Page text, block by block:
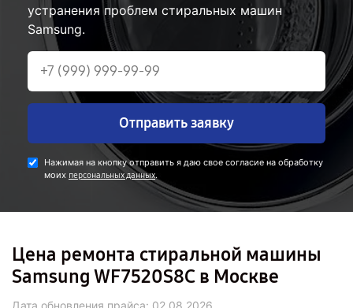
устранения проблем стиральных машин
Samsung.
Отправить заявку
Нажимая на кнопку отправить я даю свое согласие на обработку
моих персональных данных.
Цена ремонта стиральной машины
Samsung WF7520S8C в Москве
Дата обновления прайса: 02.08.2026